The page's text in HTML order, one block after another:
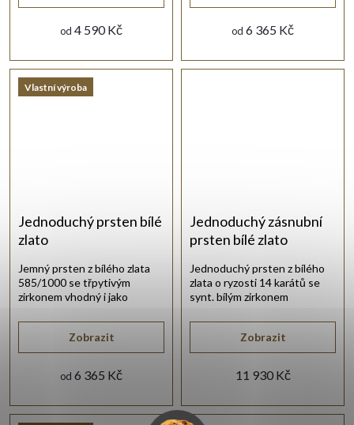
od 4 590 Kč od 6 365 Kč
Vlastní výroba
Jednoduchý prsten bílé
zlato
od 6 365 Kč
Zobrazit
Jemný prsten z bílého zlata
585/1000 se třpytivým
zirkonem vhodný i jako
Jednoduchý zásnubní
prsten bílé zlato
11 930 Kč
Zobrazit
Jednoduchý prsten z bílého
zlata o ryzosti 14 karátů se
synt. bílým zirkonem